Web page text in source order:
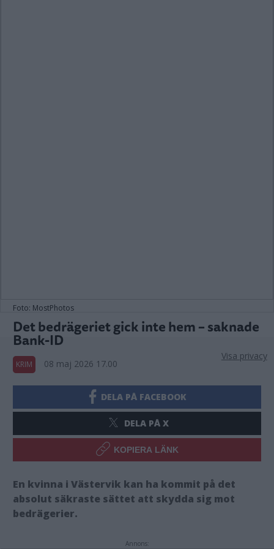
Foto: MostPhotos
Det bedrägeriet gick inte hem – saknade
Bank-ID
KRIM 08 maj 2026 17.00
DELA PÅ FACEBOOK
DELA PÅ X
KOPIERA LÄNK
En kvinna i Västervik kan ha kommit på det
absolut säkraste sättet att skydda sig mot
bedrägerier.
Annons:
Visa privacy